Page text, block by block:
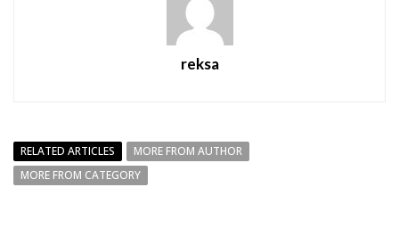
reksa
RELATED ARTICLES
MORE FROM AUTHOR
MORE FROM CATEGORY